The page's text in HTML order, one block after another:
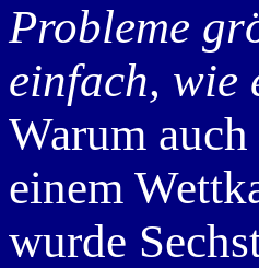
Probleme
einfach, wie
Warum
einem
wurde